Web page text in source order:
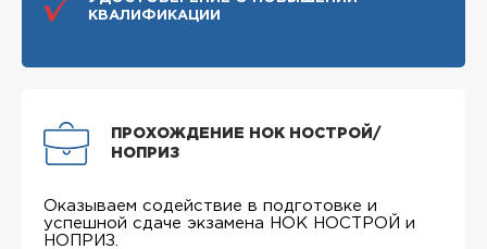
КВАЛИФИКАЦИИ
ПРОХОЖДЕНИЕ НОК НОСТРОЙ/
НОПРИЗ
Оказываем содействие в подготовке и
успешной сдаче экзамена НОК НОСТРОЙ и
НОПРИЗ.